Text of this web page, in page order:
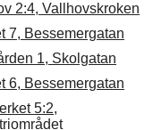
2:4, Vallhovskroken
7, Bessemergatan
1, Skolgatan
6, Bessemergatan
5:2,